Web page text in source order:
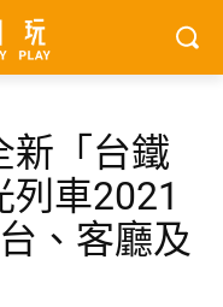
新「台鐵
列車2021
、客廳及